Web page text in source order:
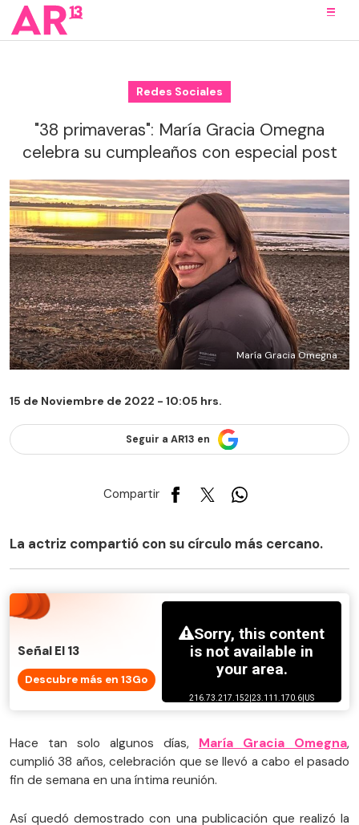
Redes Sociales
"38 primaveras": María Gracia Omegna
celebra su cumpleaños con especial post
María Gracia Omegna
15 de Noviembre de 2022 - 10:05 hrs.
Seguir a AR13 en
Compartir
La actriz compartió con su círculo más cercano.
Señal El 13
Descubre más en 13Go
Hace tan solo algunos días, María Gracia Omegna,
cumplió 38 años, celebración que se llevó a cabo el pasado
fin de semana en una íntima reunión.
Así quedó demostrado con una publicación que realizó la